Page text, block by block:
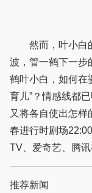
然而，叶小白的
波，管一鹤下一步
鹤叶小白，如何在
育儿”？情感线都已
又将各自使出怎样
春进行时剧场
TV、爱奇艺、腾讯
推荐新闻